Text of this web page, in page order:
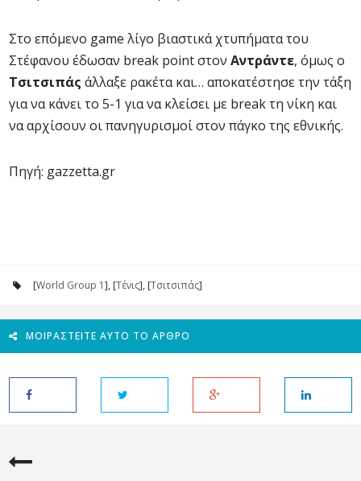
Στο επόμενο game λίγο βιαστικά χτυπήματα του
Στέφανου έδωσαν break point στον Αντράντε, όμως ο
Τσιτσιπάς άλλαξε ρακέτα και… αποκατέστησε την τάξη
για να κάνει το 5-1 για να κλείσει με break τη νίκη και
να αρχίσουν οι πανηγυρισμοί στον πάγκο της εθνικής.
Πηγή: gazzetta.gr
[World Group 1], [Τένις], [Τσιτσιπάς]
ΜΟΙΡΑΣΤΕΊΤΕ ΑΥΤΌ ΤΟ ΆΡΘΡΟ